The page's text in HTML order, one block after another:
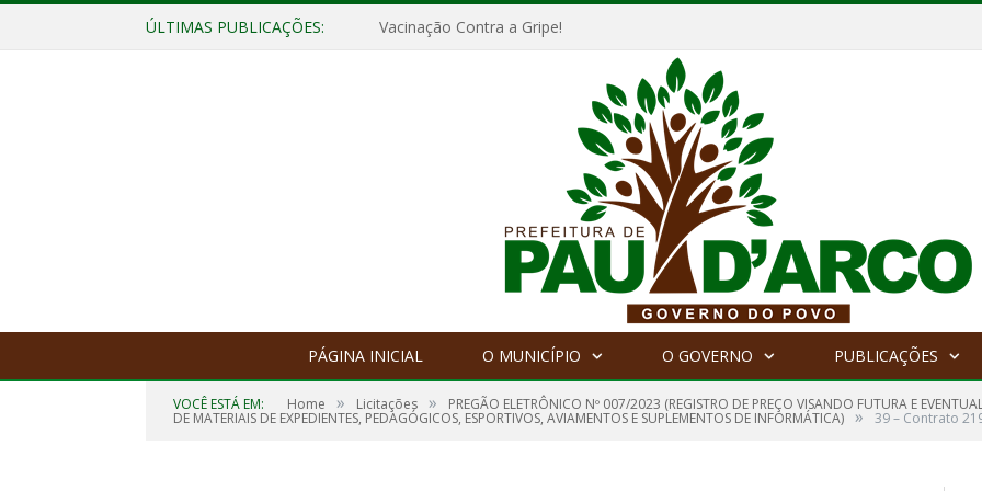
ÚLTIMAS PUBLICAÇÕES: Vacinação Contra a Gripe!
PÁGINA INICIAL O MUNICÍPIO O GOVERNO PUBLICAÇÕES
VOCÊ ESTÁ EM: Home » Licitações » PREGÃO ELETRÔNICO Nº 007/2023 (REGISTRO DE PREÇO VISANDO FUTURA E
DE MATERIAIS DE EXPEDIENTES, PEDAGÓGICOS, ESPORTIVOS, AVIAMENTOS E SUPLEMENTOS DE INFORMÁTICA) » 39 – Contrato